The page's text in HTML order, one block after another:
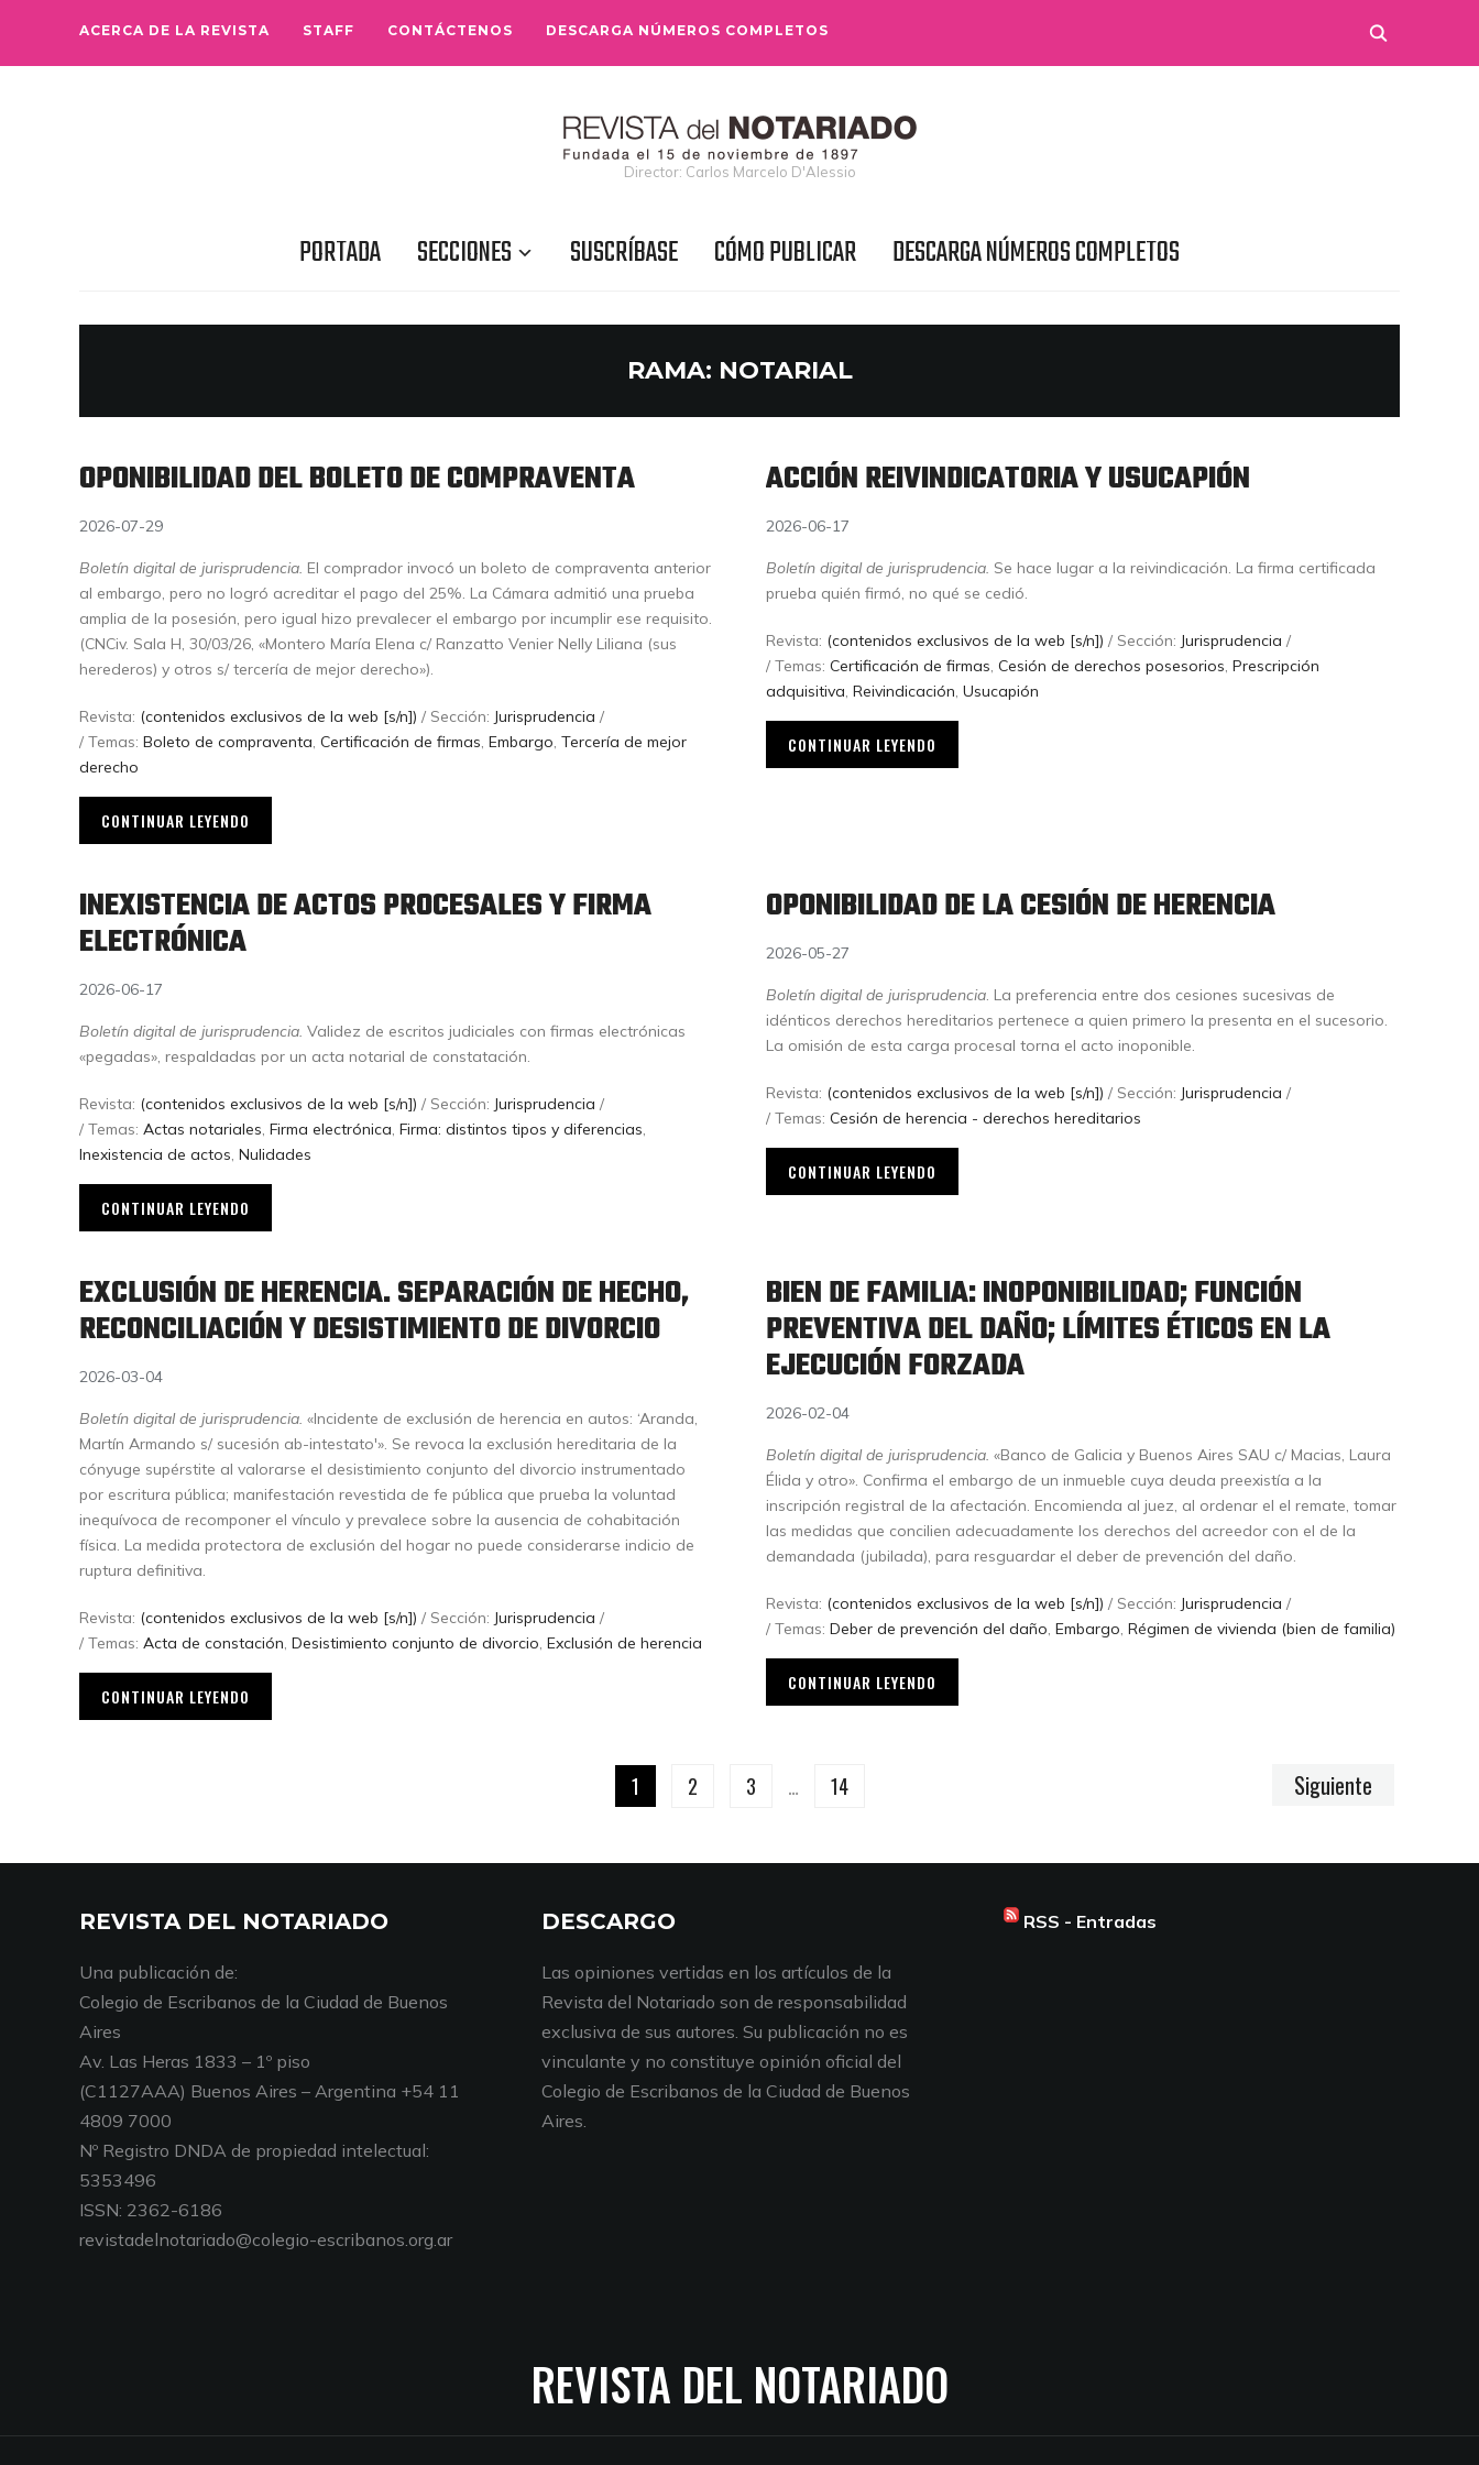
ACERCA DE LA REVISTA STAFF CONTÁCTENOS DESCARGA NÚMEROS COMPLETOS
Director: Carlos Marcelo D'Alessio
PORTADA SECCIONES SUSCRÍBASE CÓMO PUBLICAR DESCARGA NÚMEROS COMPLETOS
RAMA: NOTARIAL
OPONIBILIDAD DEL BOLETO DE COMPRAVENTA
2026-07-29
Boletín digital de jurisprudencia. El comprador invocó un boleto de compraventa anterior
al embargo, pero no logró acreditar el pago del 25%. La Cámara admitió una prueba
amplia de la posesión, pero igual hizo prevalecer el embargo por incumplir ese requisito.
(CNCiv. Sala H, 30/03/26, «Montero María Elena c/ Ranzatto Venier Nelly Liliana (sus
herederos) y otros s/ tercería de mejor derecho»).
Revista: (contenidos exclusivos de la web [s/n]) / Sección: Jurisprudencia /
/ Temas: Boleto de compraventa, Certificación de firmas, Embargo, Tercería de mejor
derecho
CONTINUAR LEYENDO
ACCIÓN REIVINDICATORIA Y USUCAPIÓN
2026-06-17
Boletín digital de jurisprudencia. Se hace lugar a la reivindicación. La firma certificada
prueba quién firmó, no qué se cedió.
Revista: (contenidos exclusivos de la web [s/n]) / Sección: Jurisprudencia /
/ Temas: Certificación de firmas, Cesión de derechos posesorios, Prescripción
adquisitiva, Reivindicación, Usucapión
CONTINUAR LEYENDO
INEXISTENCIA DE ACTOS PROCESALES Y FIRMA
ELECTRÓNICA
2026-06-17
Boletín digital de jurisprudencia. Validez de escritos judiciales con firmas electrónicas
«pegadas», respaldadas por un acta notarial de constatación.
Revista: (contenidos exclusivos de la web [s/n]) / Sección: Jurisprudencia /
/ Temas: Actas notariales, Firma electrónica, Firma: distintos tipos y diferencias,
Inexistencia de actos, Nulidades
CONTINUAR LEYENDO
OPONIBILIDAD DE LA CESIÓN DE HERENCIA
2026-05-27
Boletín digital de jurisprudencia. La preferencia entre dos cesiones sucesivas de
idénticos derechos hereditarios pertenece a quien primero la presenta en el sucesorio.
La omisión de esta carga procesal torna el acto inoponible.
Revista: (contenidos exclusivos de la web [s/n]) / Sección: Jurisprudencia /
/ Temas: Cesión de herencia - derechos hereditarios
CONTINUAR LEYENDO
EXCLUSIÓN DE HERENCIA. SEPARACIÓN DE HECHO,
RECONCILIACIÓN Y DESISTIMIENTO DE DIVORCIO
2026-03-04
Boletín digital de jurisprudencia. «Incidente de exclusión de herencia en autos: ‘Aranda,
Martín Armando s/ sucesión ab-intestato'». Se revoca la exclusión hereditaria de la
cónyuge supérstite al valorarse el desistimiento conjunto del divorcio instrumentado
por escritura pública; manifestación revestida de fe pública que prueba la voluntad
inequívoca de recomponer el vínculo y prevalece sobre la ausencia de cohabitación
física. La medida protectora de exclusión del hogar no puede considerarse indicio de
ruptura definitiva.
Revista: (contenidos exclusivos de la web [s/n]) / Sección: Jurisprudencia /
/ Temas: Acta de constación, Desistimiento conjunto de divorcio, Exclusión de herencia
CONTINUAR LEYENDO
BIEN DE FAMILIA: INOPONIBILIDAD; FUNCIÓN
PREVENTIVA DEL DAÑO; LÍMITES ÉTICOS EN LA
EJECUCIÓN FORZADA
2026-02-04
Boletín digital de jurisprudencia. «Banco de Galicia y Buenos Aires SAU c/ Macias, Laura
Élida y otro». Confirma el embargo de un inmueble cuya deuda preexistía a la
inscripción registral de la afectación. Encomienda al juez, al ordenar el el remate, tomar
las medidas que concilien adecuadamente los derechos del acreedor con el de la
demandada (jubilada), para resguardar el deber de prevención del daño.
Revista: (contenidos exclusivos de la web [s/n]) / Sección: Jurisprudencia /
/ Temas: Deber de prevención del daño, Embargo, Régimen de vivienda (bien de familia)
CONTINUAR LEYENDO
1 2 3 … 14 Siguiente
REVISTA DEL NOTARIADO
Una publicación de:
Colegio de Escribanos de la Ciudad de Buenos
Aires
Av. Las Heras 1833 – 1º piso
(C1127AAA) Buenos Aires – Argentina +54 11
4809 7000
Nº Registro DNDA de propiedad intelectual:
5353496
ISSN: 2362-6186
revistadelnotariado@colegio-escribanos.org.ar
DESCARGO
Las opiniones vertidas en los artículos de la
Revista del Notariado son de responsabilidad
exclusiva de sus autores. Su publicación no es
vinculante y no constituye opinión oficial del
Colegio de Escribanos de la Ciudad de Buenos
Aires.
RSS - Entradas
REVISTA DEL NOTARIADO